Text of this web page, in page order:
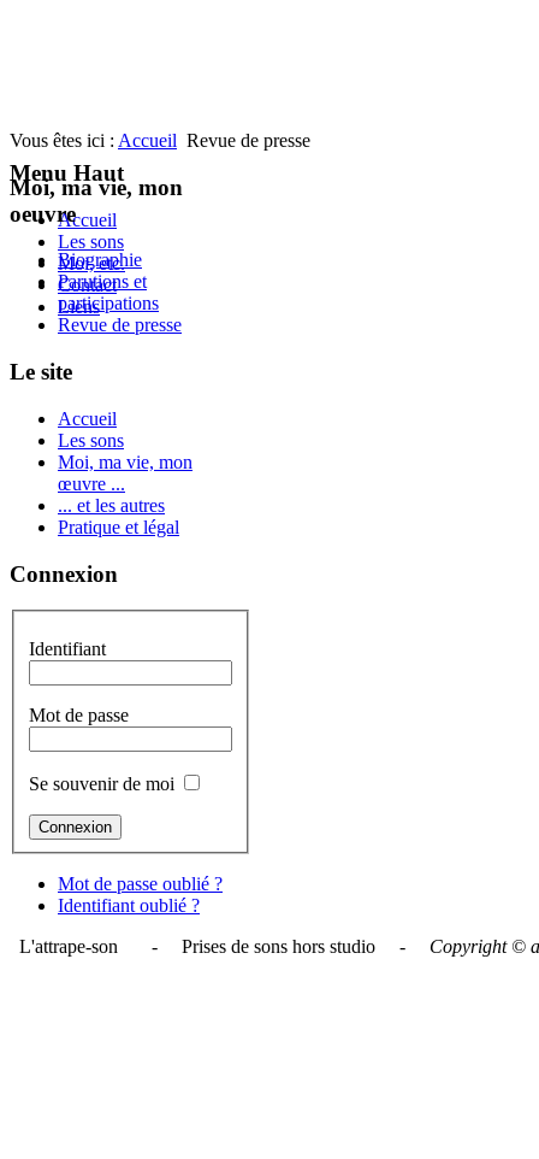
Menu Haut
Accueil
Les sons
Moi, etc.
Contact
Liens
Vous êtes ici : Accueil Revue de presse
Moi, ma vie, mon
oeuvre
Biographie
Parutions et
participations
Revue de presse
Le site
Accueil
Les sons
Moi, ma vie, mon
œuvre ...
... et les autres
Pratique et légal
Connexion
Identifiant
Mot de passe
Se souvenir de moi
Mot de passe oublié ?
Identifiant oublié ?
L'attrape-son - Prises de sons hors studio - Copyright ©